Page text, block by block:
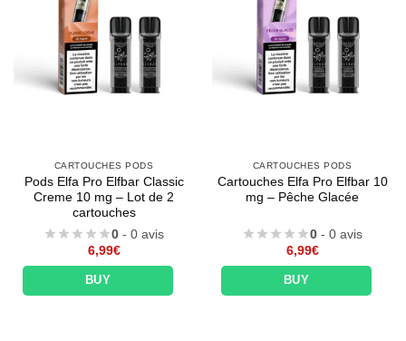
CARTOUCHES PODS
Pods Elfa Pro Elfbar Classic
Creme 10 mg – Lot de 2
cartouches
0 - 0 avis
6,99€
BUY
CARTOUCHES PODS
Cartouches Elfa Pro Elfbar 10
mg – Pêche Glacée
0 - 0 avis
6,99€
BUY